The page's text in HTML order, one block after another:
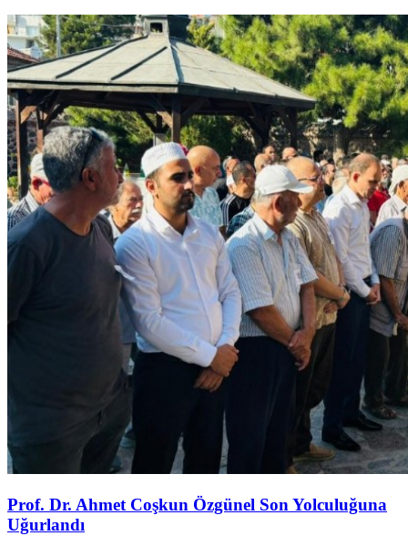
Prof. Dr. Ahmet Coşkun Özgünel Son Yolculuğuna
Uğurlandı